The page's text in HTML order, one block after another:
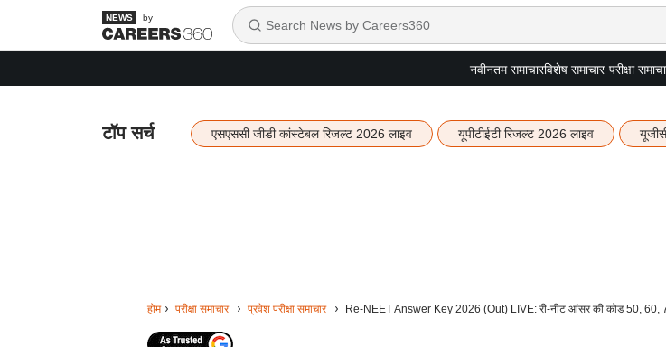
by
नवीनतम समाचारविशेष समाचार परीक्षा
टॉप सर्च एसएससी जीडी कांस्टेबल रिजल्ट 2026 लाइव यूपीटीईटी रिजल्ट 2026 लाइव
होम परीक्षा समाचार प्रवेश परीक्षा समाचार Re-NEET Answer Key 2026 (Out) LIVE: री-नीट आंसर की कोड 50, 60,